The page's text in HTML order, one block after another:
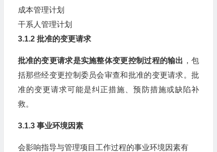
成本管理计划
干系人管理计划
3.1.2 批准的变更请求
批准的变更请求是实施整体变更控制过程的输出 ，包
括那些经变更控制委员会审查和批准的变更请求。批
准的变更请求可能是纠正措施、预防措施或缺陷补
救。
3.1.3 事业环境因素
会影响指导与管理项目工作过程的事业环境因素有